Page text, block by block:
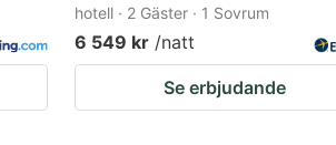
hotell · 2 Gäster · 1 Sovrum
6 549 kr /natt
Se erbjudande